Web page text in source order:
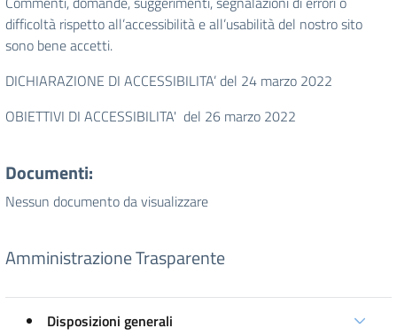
difficoltà rispetto all’accessibilità e all’usabilità del nostro sito
sono bene accetti.
DICHIARAZIONE DI ACCESSIBILITA’del 24 marzo 2022
OBIETTIVI DI ACCESSIBILITA' del 26 marzo 2022
Documenti:
Nessun documento da visualizzare
Amministrazione Trasparente
Disposizioni generali